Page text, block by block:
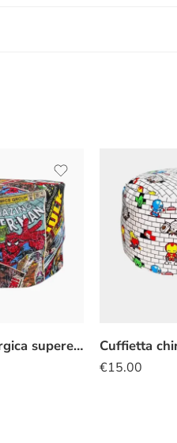
Cuffietta chirurgica supereroi fumetti
€15.00